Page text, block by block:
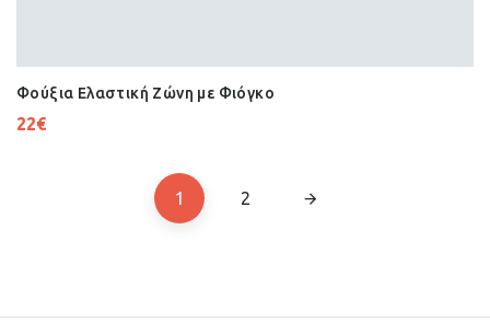
Φούξια Ελαστική Ζώνη με Φιόγκο
22€
1 2